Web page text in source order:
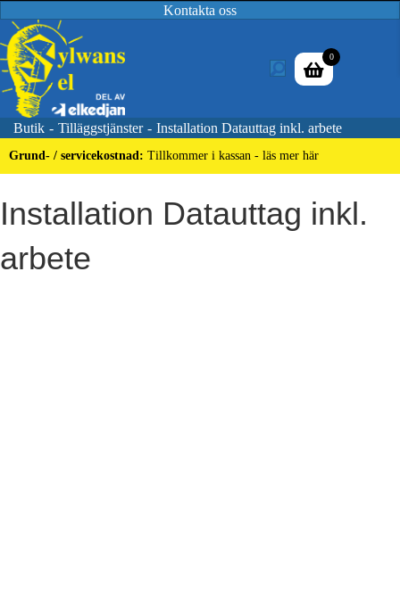
Kontakta oss
0
Butik - Tilläggstjänster - Installation Datauttag inkl. arbete
Grund- / servicekostnad: Tillkommer i kassan - läs mer här
Installation Datauttag inkl.
arbete